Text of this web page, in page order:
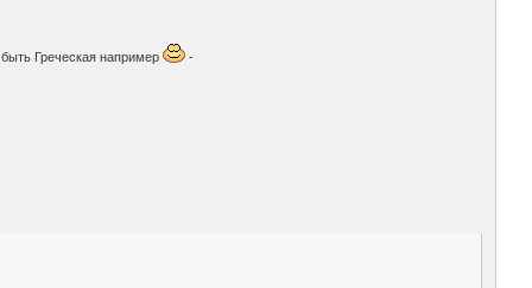
Греческая например -